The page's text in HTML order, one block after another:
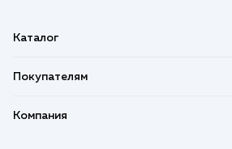
Каталог
Покупателям
Компания